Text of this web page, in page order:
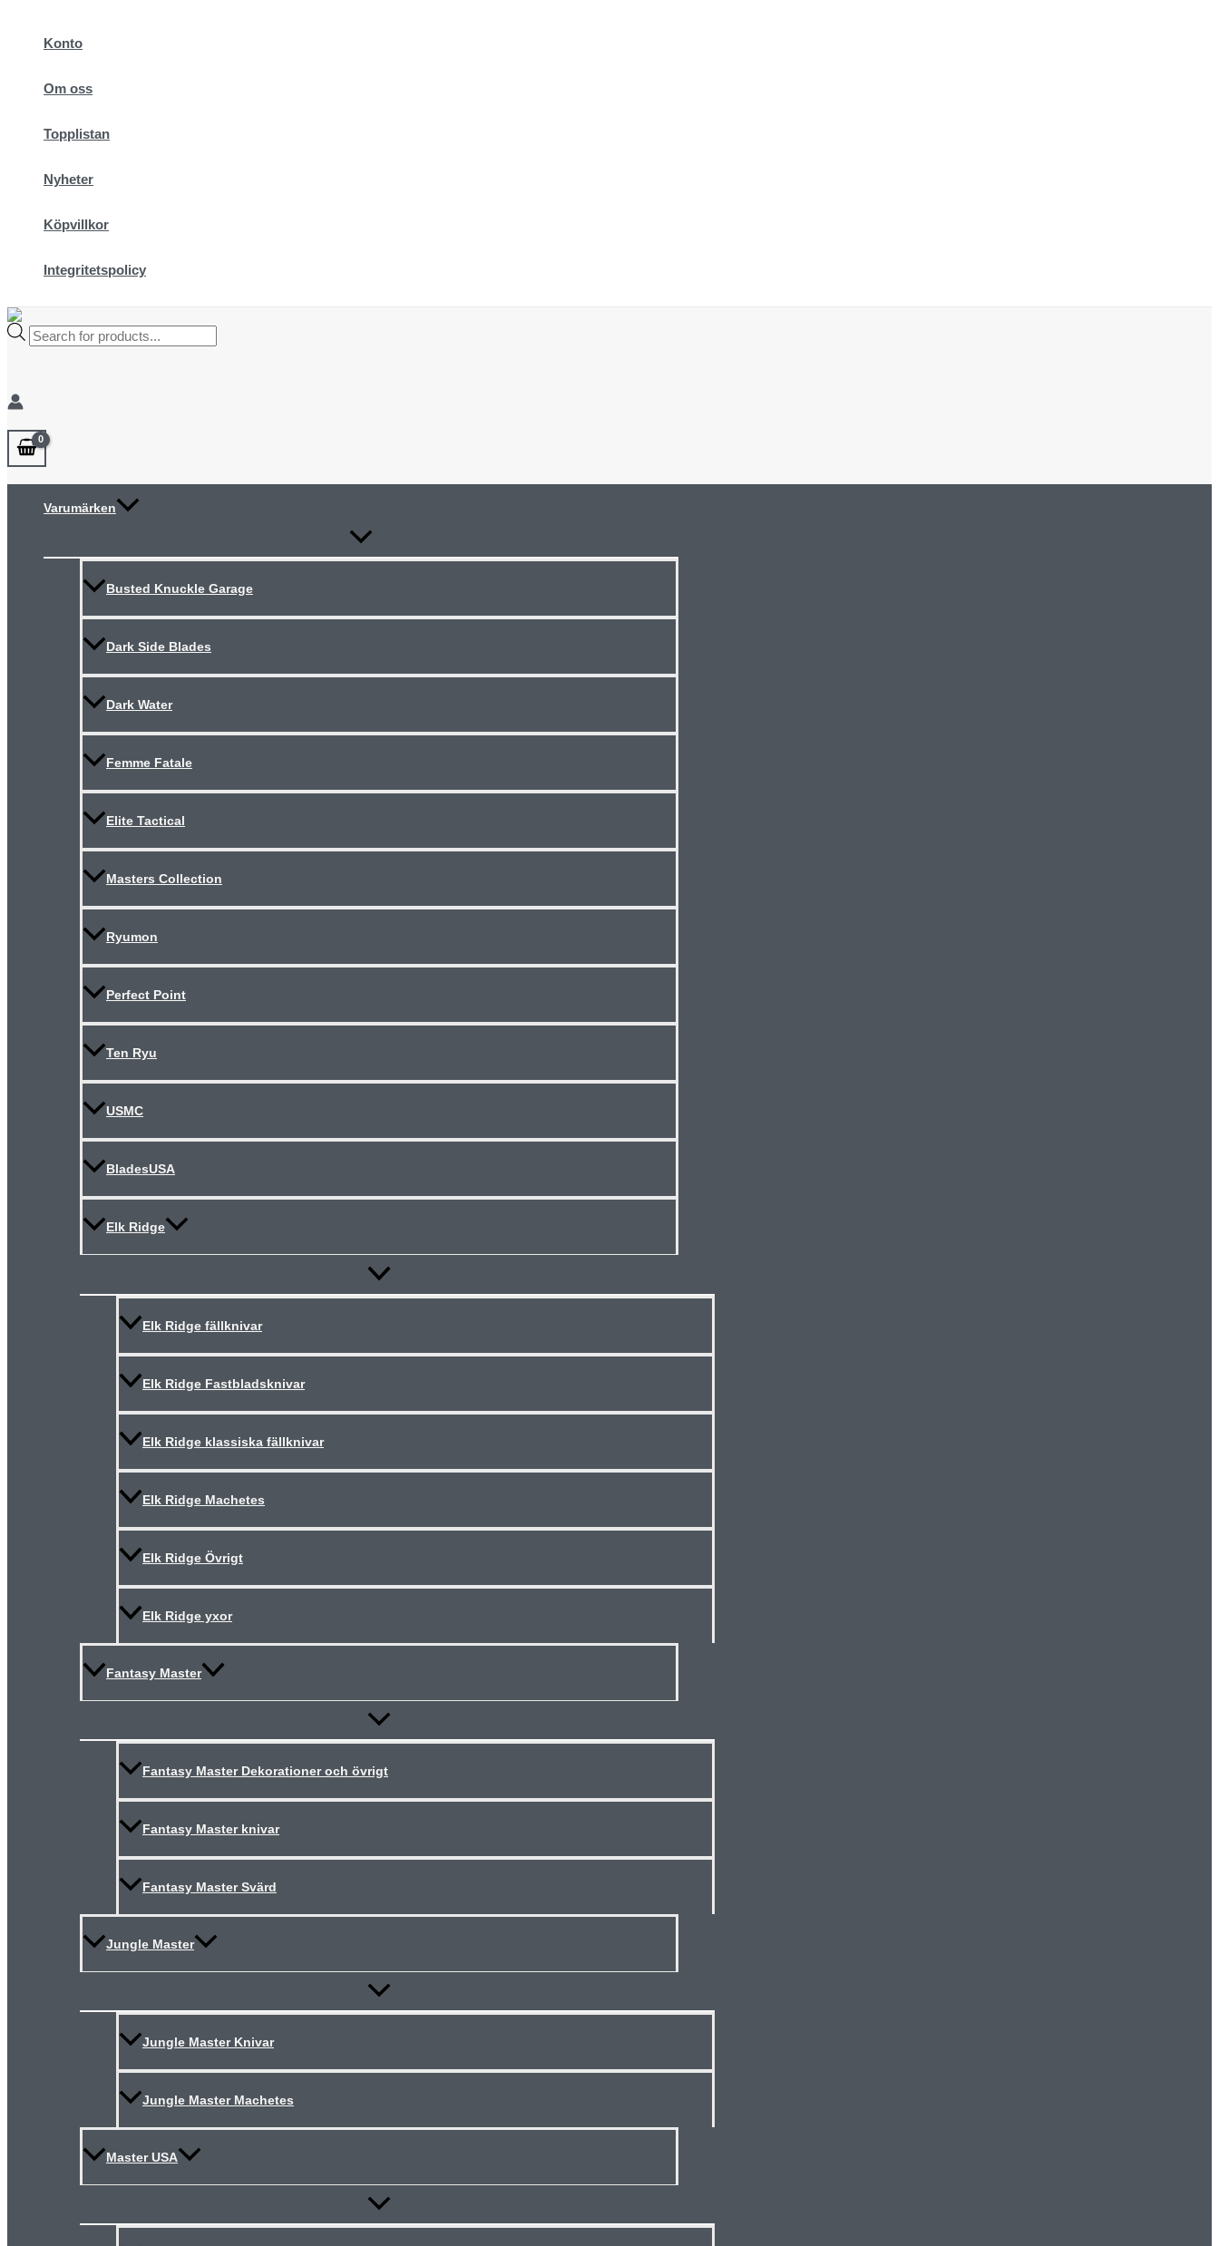
innehållKonto
Om oss
Topplistan
Nyheter
Köpvillkor
Integritetspolicy
Products
search
Varumärken
Slå
meny
Busted Knuckle Garage
Dark Side Blades
Dark Water
Femme Fatale
Elite Tactical
Masters Collection
Ryumon
Perfect Point
Ten Ryu
USMC
BladesUSA
Elk Ridge
Slå
meny
Elk Ridge fällknivar
Elk Ridge Fastbladsknivar
Elk Ridge klassiska fällknivar
Elk Ridge Machetes
Elk Ridge Övrigt
Elk Ridge yxor
Fantasy Master
Slå
meny
Fantasy Master Dekorationer och övrigt
Fantasy Master knivar
Fantasy Master Svärd
Jungle Master
Slå
meny
Jungle Master Knivar
Jungle Master Machetes
Master USA
Slå
meny